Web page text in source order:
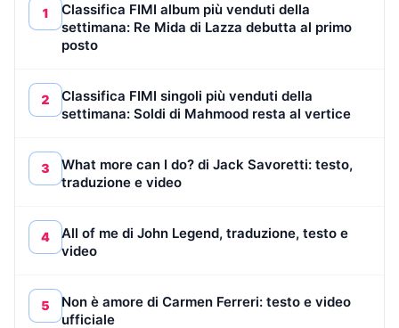
1
Classifica FIMI album più venduti della
settimana: Re Mida di Lazza debutta al primo
posto
2
Classifica FIMI singoli più venduti della
settimana: Soldi di Mahmood resta al vertice
3
What more can I do? di Jack Savoretti: testo,
traduzione e video
4
All of me di John Legend, traduzione, testo e
video
5
Non è amore di Carmen Ferreri: testo e video
ufficiale